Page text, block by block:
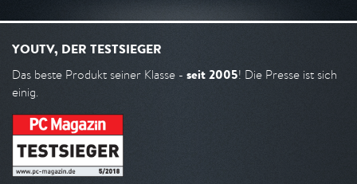
YOUTV, DER TESTSIEGER
Das beste Produkt seiner Klasse - seit 2005! Die Presse ist sich
einig.